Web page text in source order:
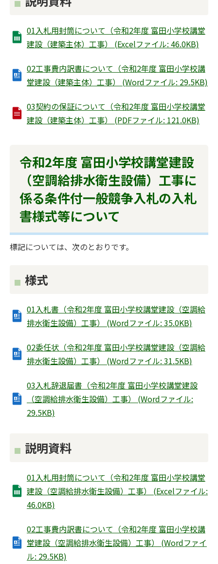
01入札用封筒について（令和2年度 富田小学校講堂
建設（建築主体）工事） (Excelファイル: 46.0KB)
02工事費内訳書について（令和2年度 富田小学校講
堂建設（建築主体）工事） (Wordファイル: 29.5KB)
03契約の保証について（令和2年度 富田小学校講堂
建設（建築主体）工事） (PDFファイル: 121.0KB)
令和2年度 富田小学校講堂建設
（空調給排水衛生設備）工事に
係る条件付一般競争入札の入札
書様式等について
標記については、次のとおりです。
様式
01入札書（令和2年度 富田小学校講堂建設（空調給
排水衛生設備）工事） (Wordファイル: 35.0KB)
02委任状（令和2年度 富田小学校講堂建設（空調給
排水衛生設備）工事） (Wordファイル: 31.5KB)
03入札辞退届書（令和2年度 富田小学校講堂建設
（空調給排水衛生設備）工事） (Wordファイル:
29.5KB)
説明資料
01入札用封筒について（令和2年度 富田小学校講堂
建設（空調給排水衛生設備）工事） (Excelファイル:
46.0KB)
02工事費内訳書について（令和2年度 富田小学校講
堂建設（空調給排水衛生設備）工事） (Wordファイ
ル: 29.5KB)